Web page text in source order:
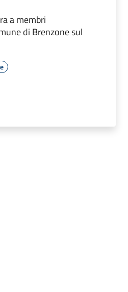
a membri
di Brenzone sul